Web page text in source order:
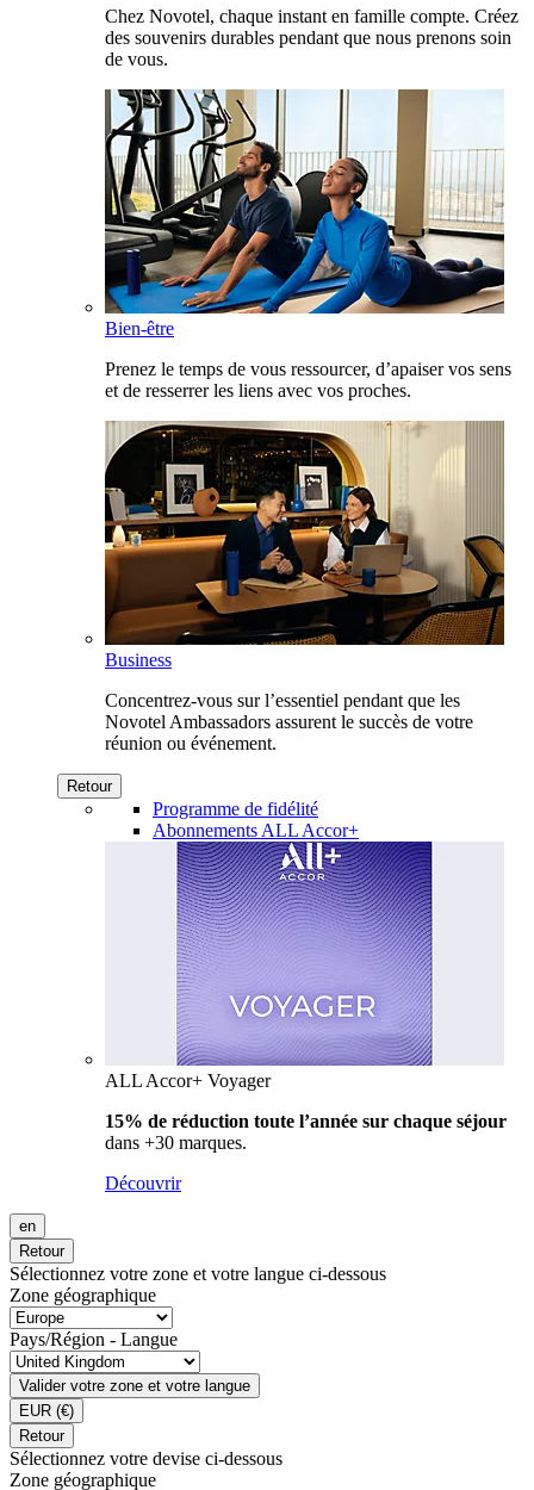
Chez Novotel, chaque instant en famille compte. Créez
des souvenirs durables pendant que nous prenons soin
de vous.
Bien-être
Prenez le temps de vous ressourcer, d’apaiser vos sens
et de resserrer les liens avec vos proches.
Business
Concentrez-vous sur l’essentiel pendant que les
Novotel Ambassadors assurent le succès de votre
réunion ou événement.
Retour
Programme de fidélité
Abonnements ALL Accor+
ALL Accor+ Voyager
15% de réduction toute l’année sur chaque séjour
dans +30 marques.
Découvrir
en
Retour
Sélectionnez votre zone et votre langue ci-dessous
Zone géographique
Pays/Région - Langue
Valider votre zone et votre langue
EUR (€)
Retour
Sélectionnez votre devise ci-dessous
Zone géographique